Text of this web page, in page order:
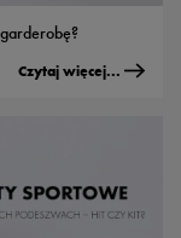
Czytaj więcej...